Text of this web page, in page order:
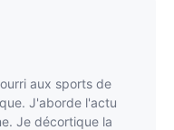
aux sports de
J'aborde l'actu
Je décortique la